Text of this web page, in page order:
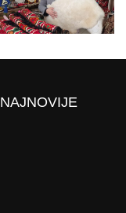
NAJNOVIJE